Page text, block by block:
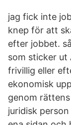
jag fick inte
knep för att
efter jobbet.
som sticker ut
frivillig eller
ekonomisk
genom
juridisk